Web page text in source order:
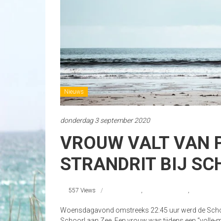
Nieuws
donderdag 3 september 2020
VROUW VALT VAN
STRANDRIT BIJ
557 Views , ,
Woensdagavond omstreeks 22:45 uur werd de